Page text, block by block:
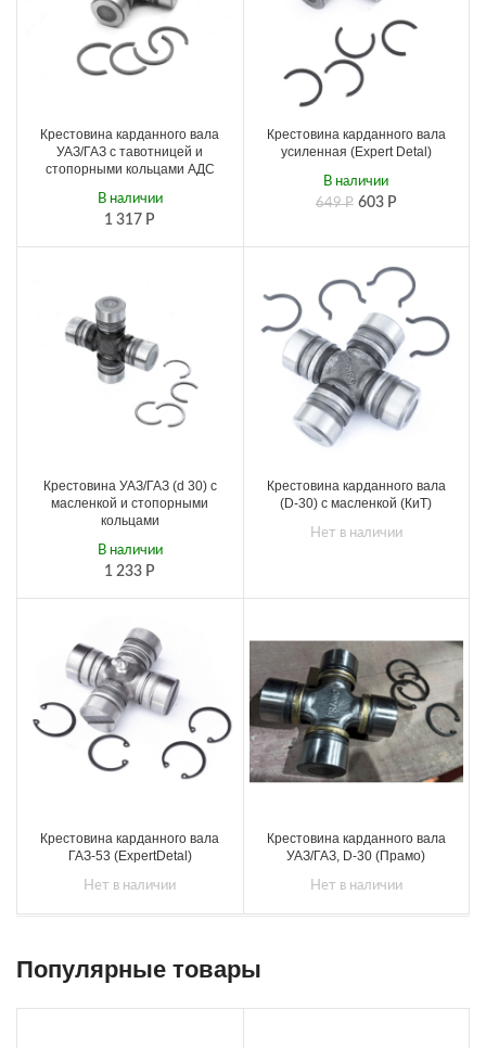
Крестовина карданного вала
УАЗ/ГАЗ с тавотницей и
стопорными кольцами АДС
1 317 Р
В наличии
Крестовина карданного вала
усиленная (Expert Detal)
649Р 603 Р
В наличии
Крестовина УАЗ/ГАЗ (d 30) с
масленкой и стопорными
кольцами
1 233 Р
В наличии
Крестовина карданного вала
(D-30) с масленкой (КиТ)
Нет в наличии
Крестовина карданного вала
ГАЗ-53 (ExpertDetal)
Нет в наличии
Крестовина карданного вала
УАЗ/ГАЗ, D-30 (Прамо)
Нет в наличии
Популярные товары